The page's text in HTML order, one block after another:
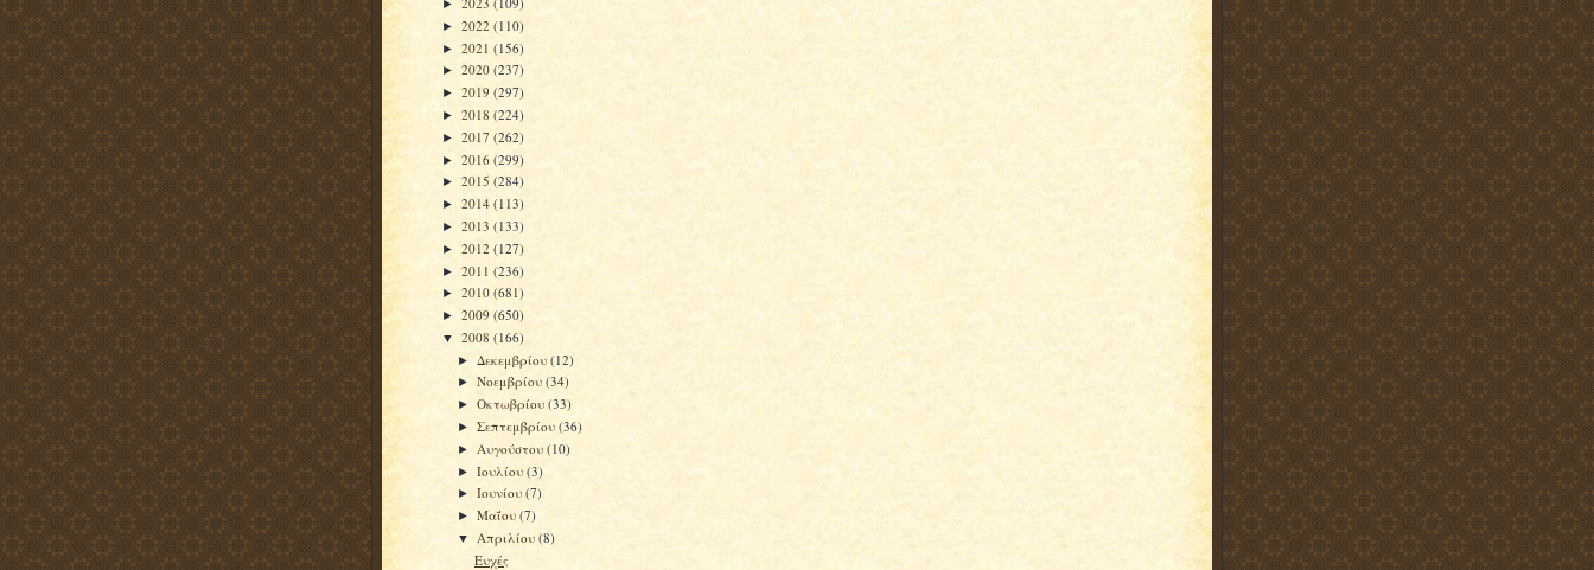
►
► 2022 (110)
► 2021 (156)
► 2020 (237)
► 2019 (297)
► 2018 (224)
► 2017 (262)
► 2016 (299)
► 2015 (284)
► 2014 (113)
► 2013 (133)
► 2012 (127)
► 2011 (236)
► 2010 (681)
► 2009 (650)
▼ 2008 (166)
►Δεκεμβρίου(12)
►Νοεμβρίου(34)
►Οκτωβρίου(33)
►Σεπτεμβρίου(36)
► Αυγούστου(10)
►Ιουλίου(3)
►Ιουνίου(7)
►Μαΐου(7)
▼ Απριλίου(8)
Eυχές